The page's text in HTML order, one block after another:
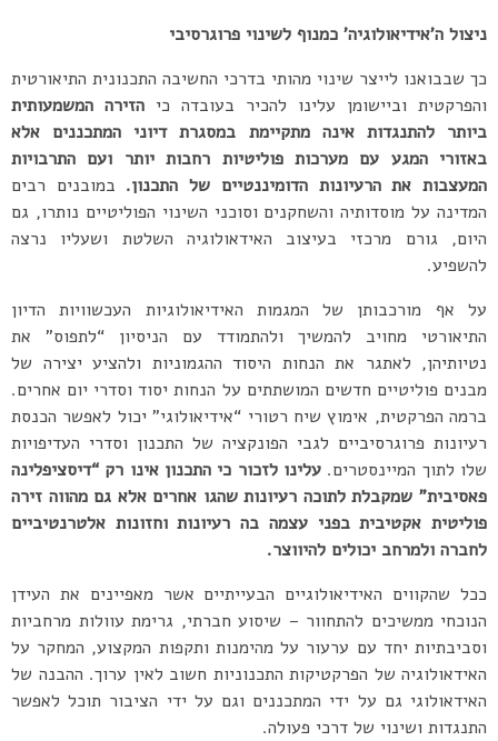
ניצול ה’אידיאולוגיה’ כמנוף לשינוי פרוגרסיבי
כך שבבואנו לייצר שינוי מהותי בדרכי החשיבה התכנונית התיאורטית
והפרקטית וביישומן עלינו להכיר בעובדה כי הזירה המשמעותית
ביותר להתנגדות אינה מתקיימת במסגרת דיוני המתכננים אלא
באזורי המגע עם מערכות פוליטיות רחבות יותר ועם התרבויות
המעצבות את הרעיונות הדומיננטיים של התכנון. במובנים רבים
המדינה על מוסדותיה והשחקנים וסוכני השינוי הפוליטיים נותרו, גם
היום, גורם מרכזי בעיצוב האידאולוגיה השלטת ושעליו נרצה
להשפיע.
על אף מורכבותן של המגמות האידיאולוגיות העכשוויות הדיון
התיאורטי מחויב להמשיך ולהתמודד עם הניסיון “לתפוס” את
נטיותיהן, לאתגר את הנחות היסוד ההגמוניות ולהציע יצירה של
מבנים פוליטיים חדשים המושתתים על הנחות יסוד וסדרי יום אחרים.
ברמה הפרקטית, אימוץ שיח רטורי “אידיאולוגי” יכול לאפשר הכנסת
רעיונות פרוגרסיביים לגבי הפונקציה של התכנון וסדרי העדיפויות
שלו לתוך המיינסטרים. עלינו לזכור כי התכנון אינו רק “דיסציפלינה
פאסיבית” שמקבלת לתוכה רעיונות שהגו אחרים אלא גם מהווה זירה
פוליטית אקטיבית בפני עצמה בה רעיונות וחזונות אלטרנטיביים
לחברה ולמרחב יכולים להיווצר.
ככל שהקווים האידיאולוגיים הבעייתיים אשר מאפיינים את העידן
הנוכחי ממשיכים להתחוור – שיסוע חברתי, גרימת עוולות מרחביות
וסביבתיות יחד עם ערעור על מהימנות ותקפות המקצוע, המחקר על
האידאולוגיה של הפרקטיקות התכנוניות חשוב לאין ערוך. ההבנה של
האידאולוגי גם על ידי המתכננים וגם על ידי הציבור תוכל לאפשר
התנגדות ושינוי של דרכי פעולה.